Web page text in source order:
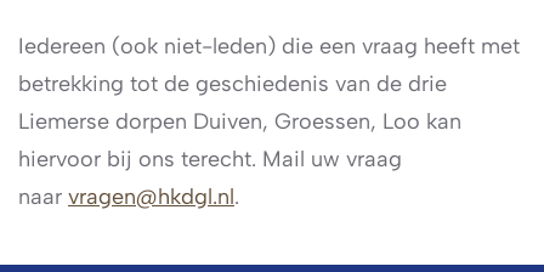
Iedereen (ook niet-leden) die een vraag heeft met
betrekking tot de geschiedenis van de drie
Liemerse dorpen Duiven, Groessen, Loo kan
hiervoor bij ons terecht. Mail uw vraag
naar vragen@hkdgl.nl.